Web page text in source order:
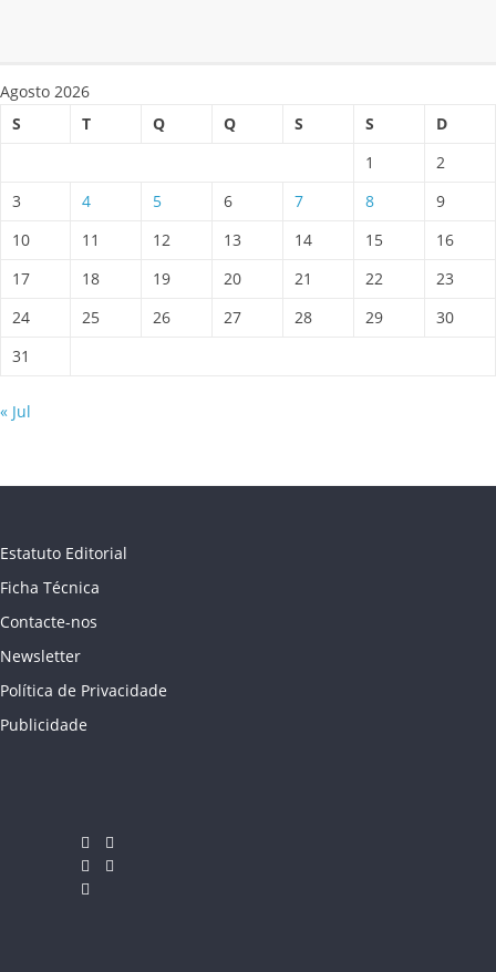
Agosto 2026
S
T Q Q S S
D
1
2
3
4 5 6 7 8
9
10
11 12 13 14 15
16
17
18 19 20 21 22
23
24
25 26 27 28 29
30
31
« Jul
Estatuto Editorial
Ficha Técnica
Contacte-nos
Newsletter
Política de Privacidade
Publicidade